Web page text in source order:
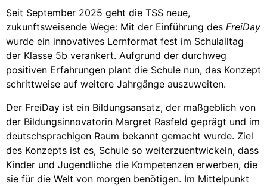
Seit September 2025 geht die TSS neue,
zukunftsweisende Wege: Mit der Einführung des FreiDay
wurde ein innovatives Lernformat fest im Schulalltag
der Klasse 5b verankert. Aufgrund der durchweg
positiven Erfahrungen plant die Schule nun, das Konzept
schrittweise auf weitere Jahrgänge auszuweiten.
Der FreiDay ist ein Bildungsansatz, der maßgeblich von
der Bildungsinnovatorin Margret Rasfeld geprägt und im
deutschsprachigen Raum bekannt gemacht wurde. Ziel
des Konzepts ist es, Schule so weiterzuentwickeln, dass
Kinder und Jugendliche die Kompetenzen erwerben, die
sie für die Welt von morgen benötigen. Im Mittelpunkt